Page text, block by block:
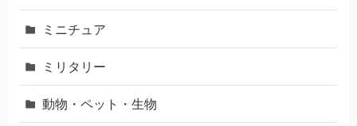
ミニチュア
ミリタリー
動物・ペット・生物